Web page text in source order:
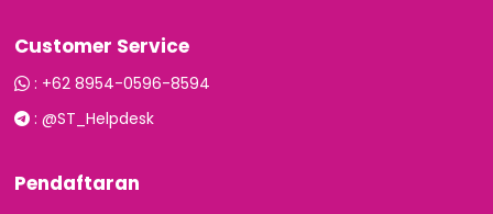
Customer Service
: +62 8954-0596-8594
: @ST_Helpdesk
Pendaftaran